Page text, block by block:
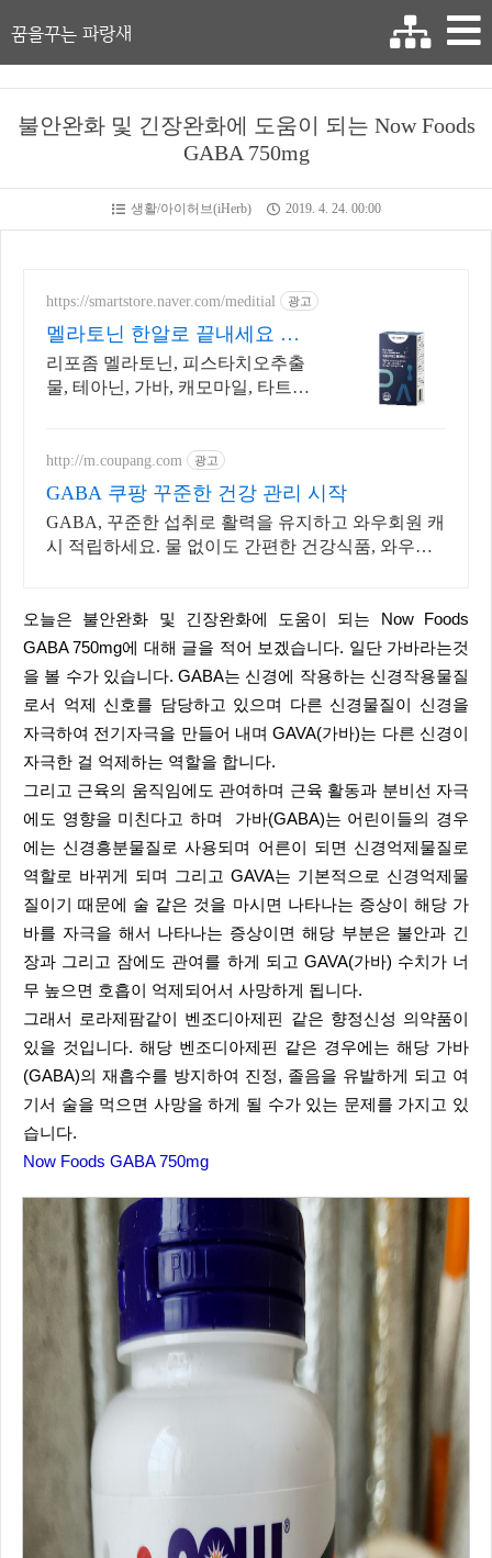
꿈을꾸는 파랑새
불안완화 및 긴장완화에 도움이 되는 Now Foods
GABA 750mg
생활/아이허브(iHerb) 2019. 4. 24. 00:00
https://smartstore.naver.com/meditial 광고
멜라토닌 한알로 끝내세요 개
별포장 언제 어디서나 OK
리포좀 멜라토닌, 피스타치오추출
물, 테아닌, 가바, 캐모마일, 타트체
http://m.coupang.com 광고
GABA 쿠팡 꾸준한 건강 관리 시작
GABA, 꾸준한 섭취로 활력을 유지하고 와우회원 캐
시 적립하세요. 물 없이도 간편한 건강식품, 와우회
오늘은 불안완화 및 긴장완화에 도움이 되는 Now Foods
GABA 750mg에 대해 글을 적어 보겠습니다. 일단 가바라는것
을 볼 수가 있습니다. GABA는 신경에 작용하는 신경작용물질
로서 억제 신호를 담당하고 있으며 다른 신경물질이 신경을
자극하여 전기자극을 만들어 내며 GAVA(가바)는 다른 신경이
자극한 걸 억제하는 역할을 합니다.
그리고 근육의 움직임에도 관여하며 근육 활동과 분비선 자극
에도 영향을 미친다고 하며 가바(GABA)는 어린이들의 경우
에는 신경흥분물질로 사용되며 어른이 되면 신경억제물질로
역할로 바뀌게 되며 그리고 GAVA는 기본적으로 신경억제물
질이기 때문에 술 같은 것을 마시면 나타나는 증상이 해당 가
바를 자극을 해서 나타나는 증상이면 해당 부분은 불안과 긴
장과 그리고 잠에도 관여를 하게 되고 GAVA(가바) 수치가 너
무 높으면 호흡이 억제되어서 사망하게 됩니다.
그래서 로라제팜같이 벤조디아제핀 같은 향정신성 의약품이
있을 것입니다. 해당 벤조디아제핀 같은 경우에는 해당 가바
(GABA)의 재흡수를 방지하여 진정, 졸음을 유발하게 되고 여
기서 술을 먹으면 사망을 하게 될 수가 있는 문제를 가지고 있
습니다.
Now Foods GABA 750mg